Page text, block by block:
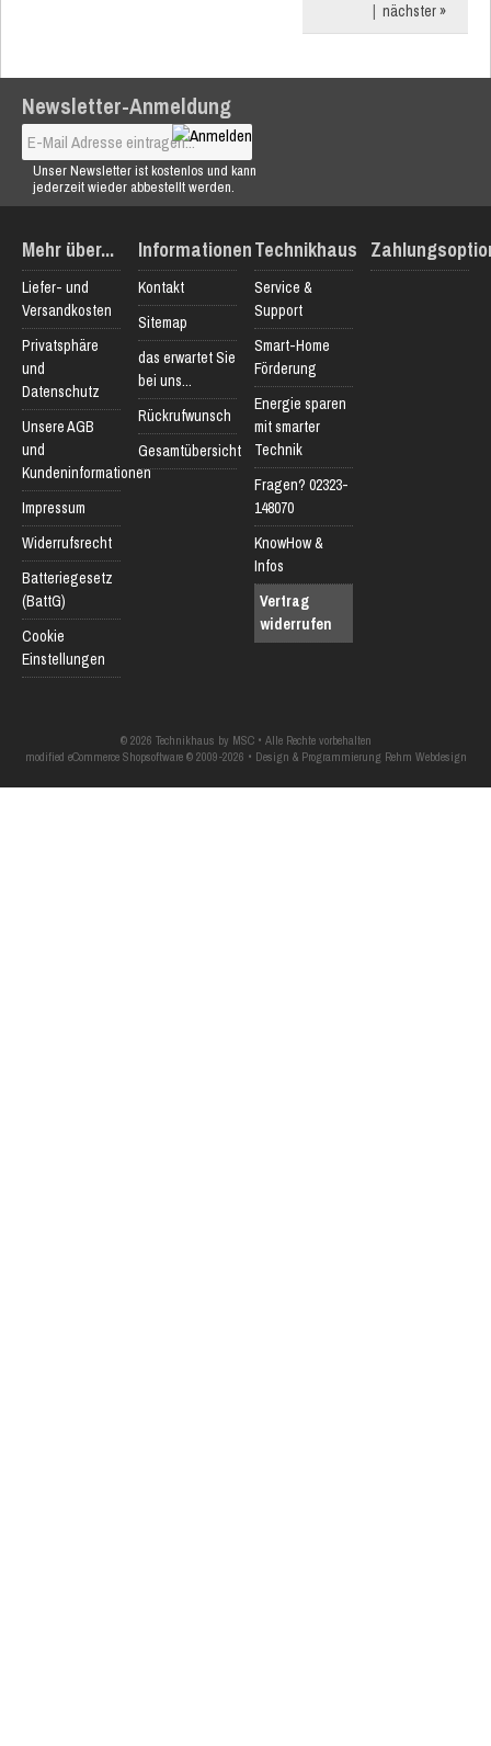
| nächster »
Newsletter-Anmeldung
Unser Newsletter ist kostenlos und kann
jederzeit wieder abbestellt werden.
Mehr über...
Liefer- und
Versandkosten
Privatsphäre
und
Datenschutz
Unsere AGB
und
Kundeninformationen
Impressum
Widerrufsrecht
Batteriegesetz
(BattG)
Cookie
Einstellungen
Informationen
Kontakt
Sitemap
das erwartet Sie
bei uns...
Rückrufwunsch
Gesamtübersicht
Technikhaus
Service &
Support
Smart-Home
Förderung
Energie sparen
mit smarter
Technik
Fragen? 02323-
148070
KnowHow &
Infos
Vertrag
widerrufen
© 2026 Technikhaus by MSC • Alle Rechte vorbehalten
modified eCommerce Shopsoftware © 2009-2026 • Design & Programmierung Rehm Webdesign